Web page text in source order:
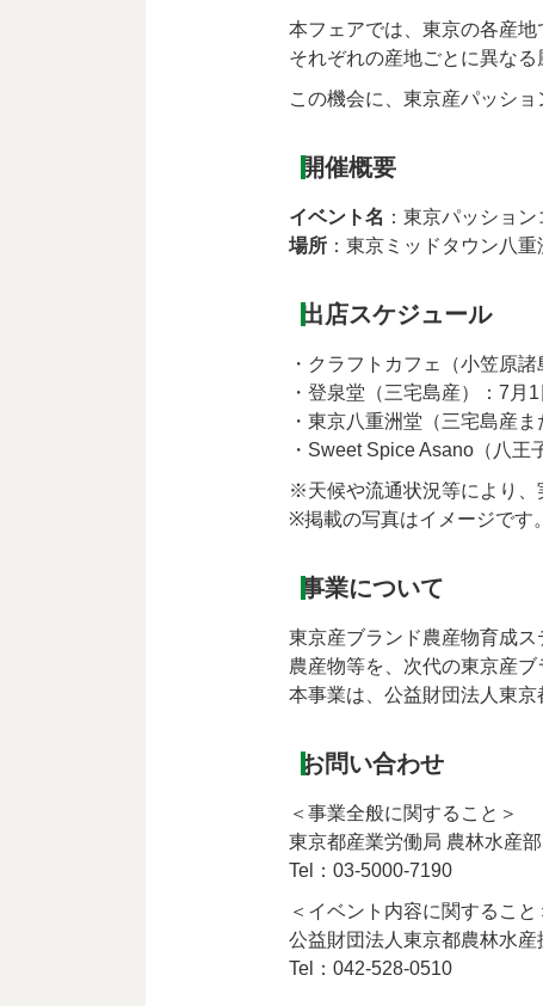
本フェアでは、東京の各産
それぞれの産地ごとに異な
この機会に、東京産パッシ
開催概要
イベント名 ：東京パッショ
場所 ：東京ミッドタウン八
出店スケジュール
・クラフトカフェ（小笠原
・登泉堂（三宅島産）：7月
・東京八重洲堂（三宅島産
・Sweet Spice Asano（八王
※天候や流通状況等により、
※掲載の写真はイメージです
事業について
東京産ブランド農産物育成
農産物等を、次代の東京産ブ
本事業は、公益財団法人東京
お問い合わせ
＜事業全般に関すること＞
東京都産業労働局 農林水産
Tel：03-5000-7190
＜イベント内容に関すること
公益財団法人東京都農林水
Tel：042-528-0510